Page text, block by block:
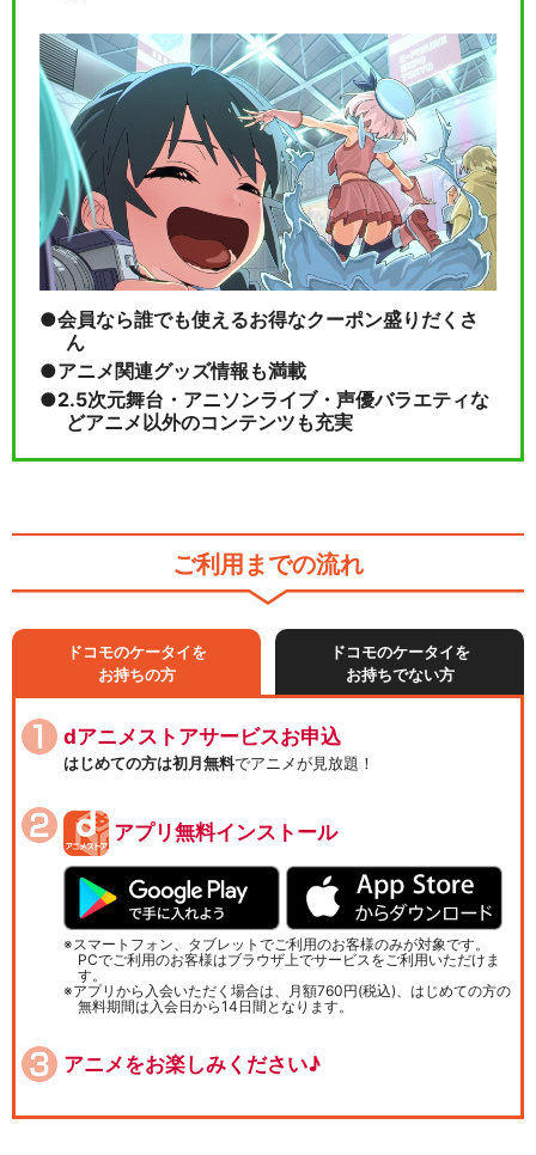
舞台『弱虫ペダル』新インタ
ーハイ篇～制・限・解…
舞台『弱虫ペダル』新インタ
ーハイ篇FINAL～…
閉じる
会員なら誰でも使えるお得なクーポン盛りだくさ
ん
アニメ関連グッズ情報も満載
2.5次元舞台・アニソンライブ・声優バラエティな
どアニメ以外のコンテンツも充実
ご利用までの流れ
ドコモのケータイを
お持ちの方
ドコモのケータイを
お持ちでない方
dアニメストアサービスお申込
はじめての方は初月無料でアニメが見放題！
アプリ無料インストール
スマートフォン、タブレットでご利用のお客様のみが対象です。
PCでご利用のお客様はブラウザ上でサービスをご利用いただけま
す。
アプリから入会いただく場合は、月額760円(税込)、はじめての方の
無料期間は入会日から14日間となります。
アニメをお楽しみください♪